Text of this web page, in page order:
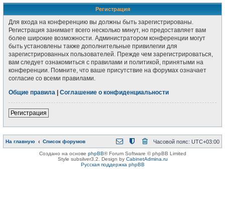
Регистрация
Для входа на конференцию вы должны быть зарегистрированы.
Регистрация занимает всего несколько минут, но предоставляет вам
более широкие возможности. Администратором конференции могут
быть установлены также дополнительные привилегии для
зарегистрированных пользователей. Прежде чем зарегистрироваться,
вам следует ознакомиться с правилами и политикой, принятыми на
конференции. Помните, что ваше присутствие на форумах означает
согласие со всеми правилами.
Общие правила
Соглашение о конфиденциальности
Регистрация
На главную Список форумов Часовой пояс: UTC+03:00
Создано на основе phpBB® Forum Software © phpBB Limited
Style subsilver3.2. Design by CabinetAdmina.ru
Русская поддержка phpBB